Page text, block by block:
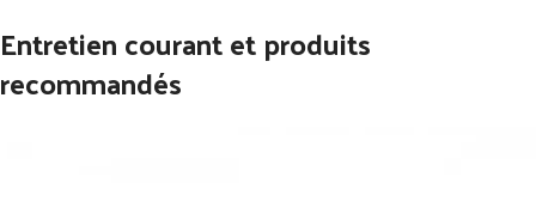
Entretien courant et produits
recommandés